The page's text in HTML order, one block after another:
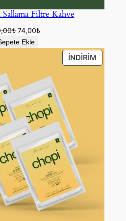
Filtre Kahve
₺ Orijinal
fiyat:
74,00₺Şu
74,00₺.
Ekle
İNDIRIM
ÜRÜN